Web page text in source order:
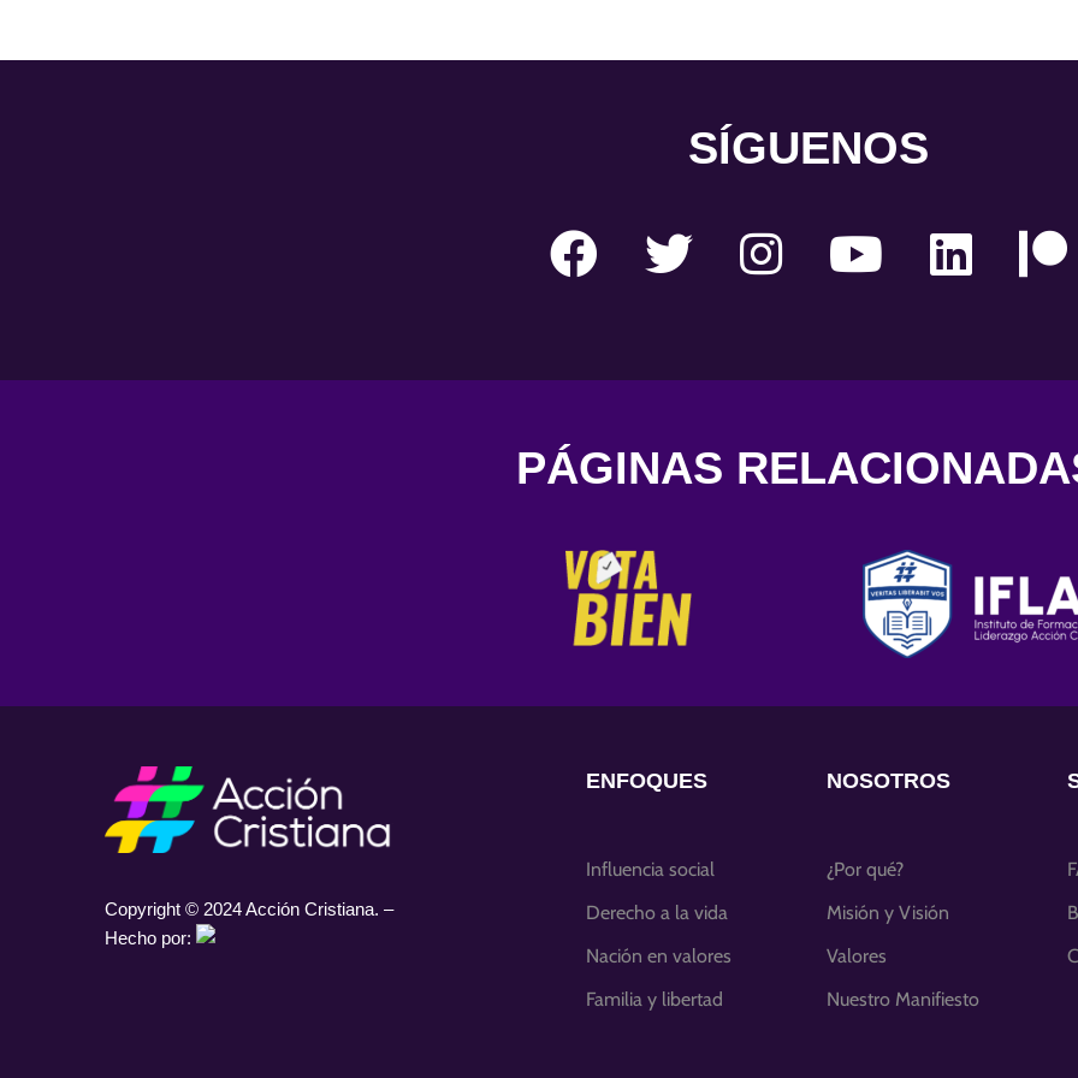
SÍGUENOS
PÁGINAS
Copyright © 2024 Acción Cristiana. –
Hecho por:
ENFOQUES
Influencia social
Derecho a la vida
Nación en valores
Familia y libertad
NOSOTROS
¿Por qué?
Misión y Visión
Valores
Nuestro Manifiesto